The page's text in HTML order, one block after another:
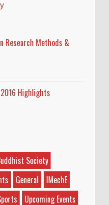
Research Methods &
Highlights
Society
General
IMechE
Upcoming Events